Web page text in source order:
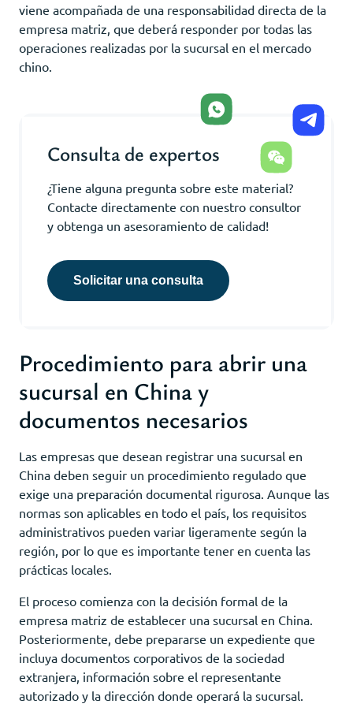
viene acompañada de una responsabilidad directa de la
empresa matriz, que deberá responder por todas las
operaciones realizadas por la sucursal en el mercado
chino.
Consulta de expertos
¿Tiene alguna pregunta sobre este material?
Contacte directamente con nuestro consultor
y obtenga un asesoramiento de calidad!
Solicitar una consulta
Procedimiento para abrir una
sucursal en China y
documentos necesarios
Las empresas que desean registrar una sucursal en
China deben seguir un procedimiento regulado que
exige una preparación documental rigurosa. Aunque las
normas son aplicables en todo el país, los requisitos
administrativos pueden variar ligeramente según la
región, por lo que es importante tener en cuenta las
prácticas locales.
El proceso comienza con la decisión formal de la
empresa matriz de establecer una sucursal en China.
Posteriormente, debe prepararse un expediente que
incluya documentos corporativos de la sociedad
extranjera, información sobre el representante
autorizado y la dirección donde operará la sucursal.